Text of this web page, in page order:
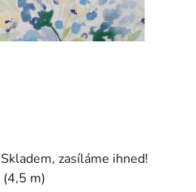
Skladem, zasíláme ihned!
(4,5 m)